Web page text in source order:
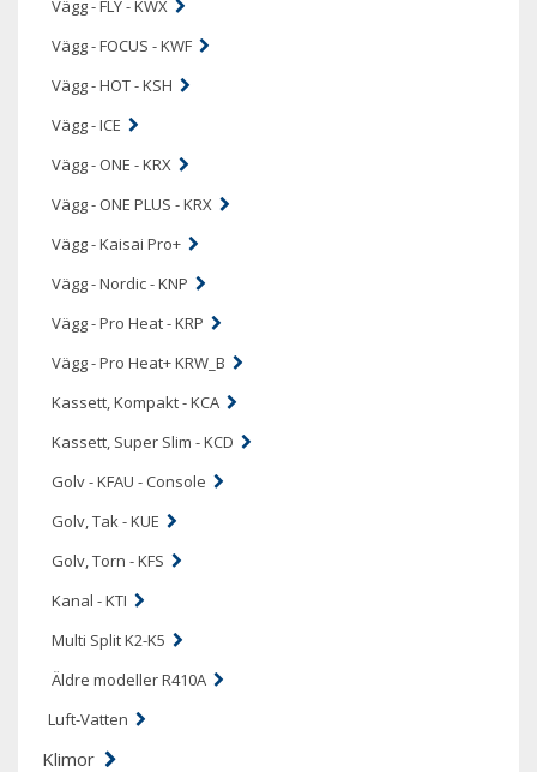
Vägg - FLY - KWX
Vägg - FOCUS - KWF
Vägg - HOT - KSH
Vägg - ICE
Vägg - ONE - KRX
Vägg - ONE PLUS - KRX
Vägg - Kaisai Pro+
Vägg - Nordic - KNP
Vägg - Pro Heat - KRP
Vägg - Pro Heat+ KRW_B
Kassett, Kompakt - KCA
Kassett, Super Slim - KCD
Golv - KFAU - Console
Golv, Tak - KUE
Golv, Torn - KFS
Kanal - KTI
Multi Split K2-K5
Äldre modeller R410A
Luft-Vatten
Klimor